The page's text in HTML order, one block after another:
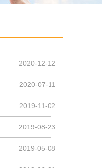
2020-12-12
2020-07-11
2019-11-02
2019-08-23
2019-05-08